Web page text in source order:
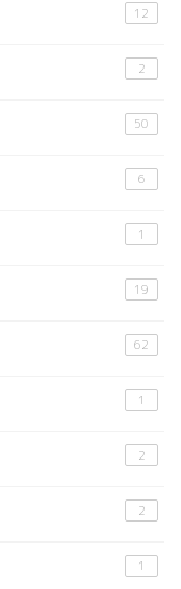
12
2
50
6
1
19
62
1
2
2
1